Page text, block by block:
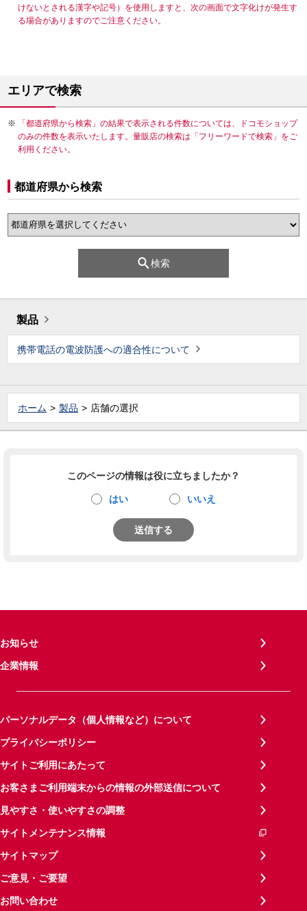
けないとされる漢字や記号）を使用しますと、次の画面で文字化けが発生す
る場合がありますのでご注意ください。
エリアで検索
「都道府県から検索」の結果で表示される件数については、ドコモショップ
のみの件数を表示いたします。量販店の検索は「フリーワードで検索」をご
利用ください。
都道府県から検索
検索
製品
携帯電話の電波防護への適合性について
ホーム 製品 店舗の選択
このページの情報は役に立ちましたか？
はい いいえ
送信する
お知らせ
企業情報
パーソナルデータ（個人情報など）について
プライバシーポリシー
サイトご利用にあたって
お客さまご利用端末からの情報の外部送信について
見やすさ・使いやすさの調整
サイトメンテナンス情報
サイトマップ
ご意見・ご要望
お問い合わせ